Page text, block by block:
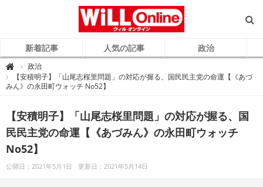
新着記事 人気の記事 政治

L
L
i
n
e
（
ィ
オ
ン
政治
【安積明子】「山尾志桜里問題」の対応が握る、国民民主党の命運【《あづ
みん》の永田町ウォッチ No52】
【安積明子】「山尾志桜里問題」の対応が握る、国
民民主党の命運【《あづみん》の永田町ウォッチ
No52】
公開日：2021年5月1日 更新日：2021年5月14日